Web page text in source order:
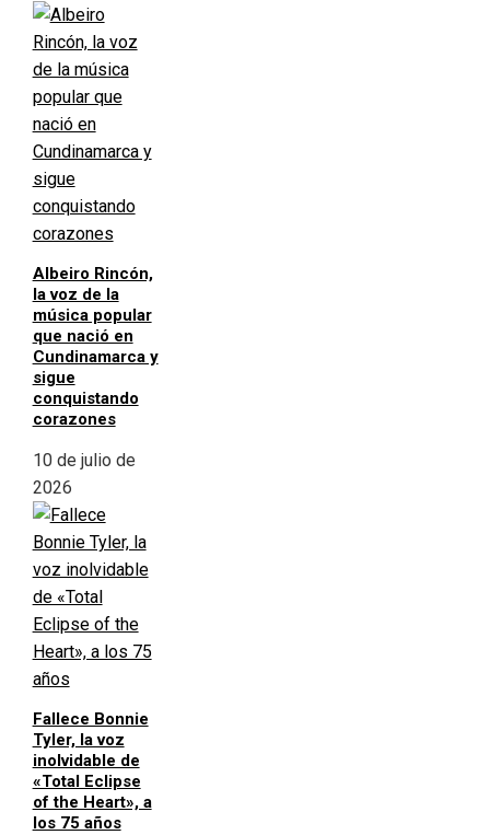
Albeiro Rincón,
la voz de la
música popular
que nació en
Cundinamarca y
sigue
conquistando
corazones
10 de julio de
2026
Fallece Bonnie
Tyler, la voz
inolvidable de
«Total Eclipse
of the Heart», a
los 75 años